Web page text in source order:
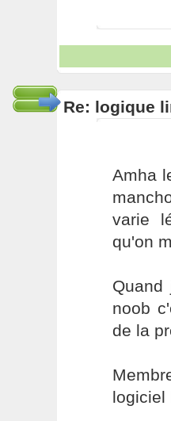
Re: logique
Amha
varie
qu'on
noob
de la
logiciel